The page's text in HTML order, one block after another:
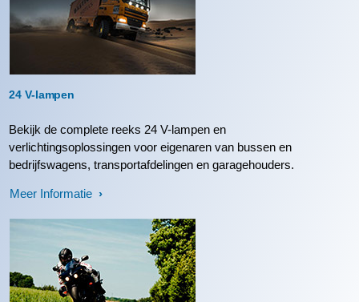
24 V-lampen
Bekijk de complete reeks 24 V-lampen en
verlichtingsoplossingen voor eigenaren van bussen en
bedrijfswagens, transportafdelingen en garagehouders.
Meer Informatie